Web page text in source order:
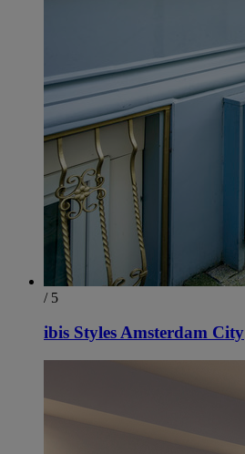
/ 5
ibis Styles Amsterdam City